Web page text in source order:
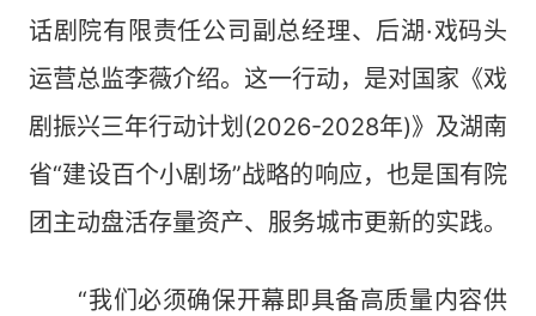
话剧院有限责任公司副总经理、后湖·戏码头
运营总监李薇介绍。这一行动，是对国家《戏
剧振兴三年行动计划(2026-2028年)》及湖南
省“建设百个小剧场”战略的响应，也是国有院
团主动盘活存量资产、服务城市更新的实践。
“我们必须确保开幕即具备高质量内容供